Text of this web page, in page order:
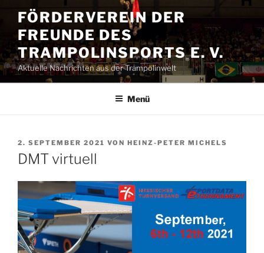
Inhalt
springen
FÖRDERVEREIN DER
FREUNDE DES
TRAMPOLINSPORTS E. V.
Aktuelle Nachrichten aus der Trampolinwelt
Menü
VERÖFFENTLICHT
AM
2. SEPTEMBER 2021 VON HEINZ-PETER MICHELS
DMT virtuell